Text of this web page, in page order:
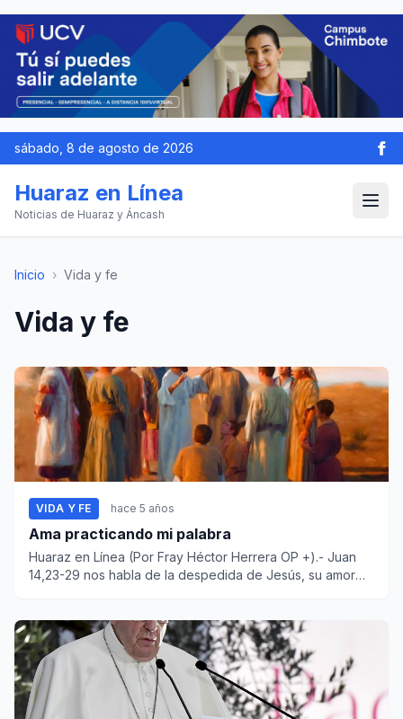
sábado, 8 de agosto de 2026
Huaraz en Línea
Noticias de Huaraz y Áncash
Inicio › Vida y fe
Vida y fe
VIDA Y FE hace 5 años
Ama practicando mi palabra
Huaraz en Línea (Por Fray Héctor Herrera OP +).- Juan
14,23-29 nos habla de la despedida de Jesús, su amor